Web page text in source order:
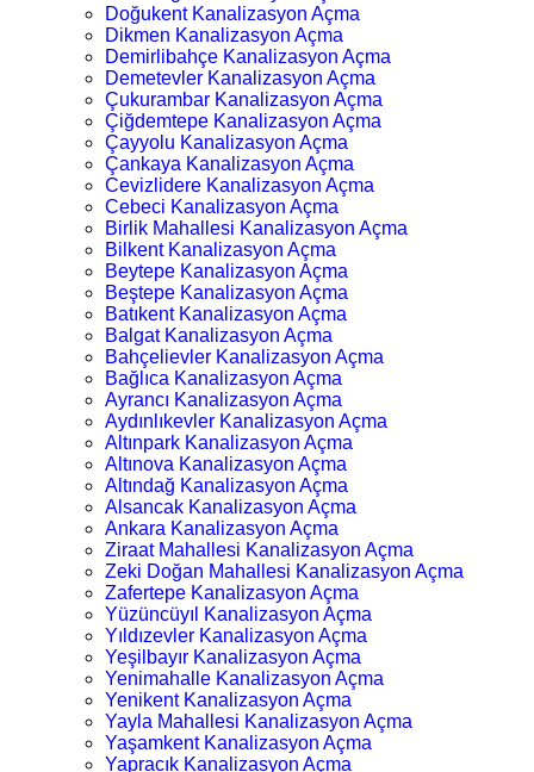
Doğukent Kanalizasyon Açma
Dikmen Kanalizasyon Açma
Demirlibahçe Kanalizasyon Açma
Demetevler Kanalizasyon Açma
Çukurambar Kanalizasyon Açma
Çiğdemtepe Kanalizasyon Açma
Çayyolu Kanalizasyon Açma
Çankaya Kanalizasyon Açma
Cevizlidere Kanalizasyon Açma
Cebeci Kanalizasyon Açma
Birlik Mahallesi Kanalizasyon Açma
Bilkent Kanalizasyon Açma
Beytepe Kanalizasyon Açma
Beştepe Kanalizasyon Açma
Batıkent Kanalizasyon Açma
Balgat Kanalizasyon Açma
Bahçelievler Kanalizasyon Açma
Bağlıca Kanalizasyon Açma
Ayrancı Kanalizasyon Açma
Aydınlıkevler Kanalizasyon Açma
Altınpark Kanalizasyon Açma
Altınova Kanalizasyon Açma
Altındağ Kanalizasyon Açma
Alsancak Kanalizasyon Açma
Ankara Kanalizasyon Açma
Ziraat Mahallesi Kanalizasyon Açma
Zeki Doğan Mahallesi Kanalizasyon Açma
Zafertepe Kanalizasyon Açma
Yüzüncüyıl Kanalizasyon Açma
Yıldızevler Kanalizasyon Açma
Yeşilbayır Kanalizasyon Açma
Yenimahalle Kanalizasyon Açma
Yenikent Kanalizasyon Açma
Yayla Mahallesi Kanalizasyon Açma
Yaşamkent Kanalizasyon Açma
Yapracık Kanalizasyon Açma